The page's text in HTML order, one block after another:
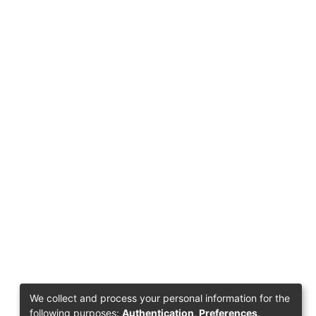
We collect and process your personal information for the
following purposes: Authentication, Preferences,